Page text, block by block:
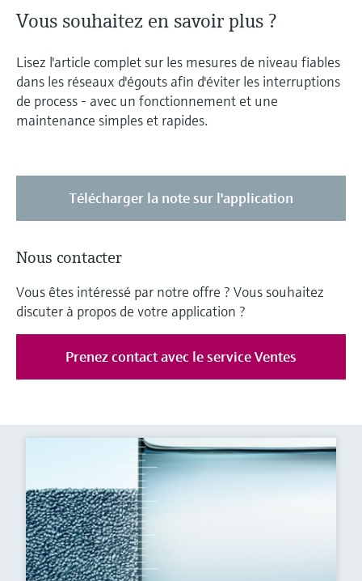
Vous souhaitez en savoir plus ?
Lisez l'article complet sur les mesures de niveau fiables
dans les réseaux d'égouts afin d'éviter les interruptions
de process - avec un fonctionnement et une
maintenance simples et rapides.
Télécharger la note sur l'application
Nous contacter
Vous êtes intéressé par notre offre ? Vous souhaitez
discuter à propos de votre application ?
Prenez contact avec le service Ventes